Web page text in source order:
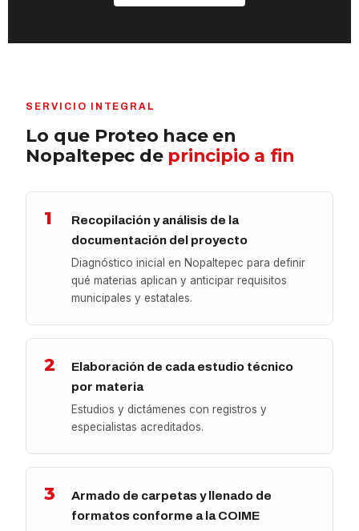
SERVICIO INTEGRAL
Lo que Proteo hace en
Nopaltepec de principio a fin
1
Recopilación y análisis de la
documentación del proyecto
Diagnóstico inicial en Nopaltepec para definir
qué materias aplican y anticipar requisitos
municipales y estatales.
2
Elaboración de cada estudio técnico
por materia
Estudios y dictámenes con registros y
especialistas acreditados.
3
Armado de carpetas y llenado de
formatos conforme a la COIME